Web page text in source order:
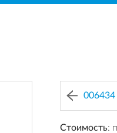
006434
Стоимость: